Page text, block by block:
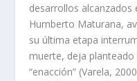
desarrollos
Humberto Maturana,
su última etapa
muerte, deja
“enacción” (Varela,